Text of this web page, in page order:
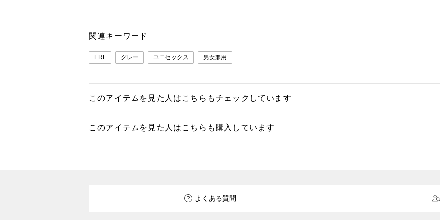
関連キーワード
ERL グレー ユニセックス 男女兼用
このアイテムを見た人はこちらもチェックしています
このアイテムを見た人はこちらも購入しています
よくある質問